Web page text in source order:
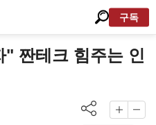
구독
짠테크 힘주는 인